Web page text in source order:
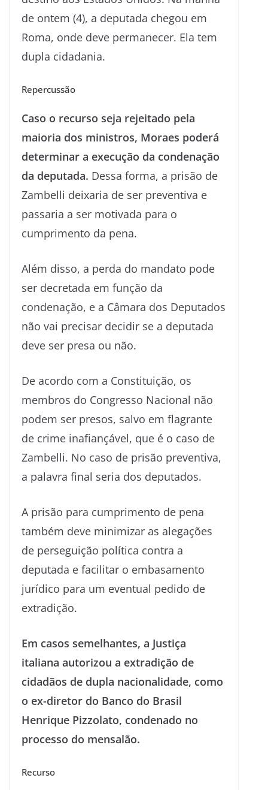
de ontem (4), a deputada chegou em
Roma, onde deve permanecer. Ela tem
dupla cidadania.
Repercussão
Caso o recurso seja rejeitado pela
maioria dos ministros, Moraes poderá
determinar a execução da condenação
da deputada. Dessa forma, a prisão de
Zambelli deixaria de ser preventiva e
passaria a ser motivada para o
cumprimento da pena.
Além disso, a perda do mandato pode
ser decretada em função da
condenação, e a Câmara dos Deputados
não vai precisar decidir se a deputada
deve ser presa ou não.
De acordo com a Constituição, os
membros do Congresso Nacional não
podem ser presos, salvo em flagrante
de crime inafiançável, que é o caso de
Zambelli. No caso de prisão preventiva,
a palavra final seria dos deputados.
A prisão para cumprimento de pena
também deve minimizar as alegações
de perseguição política contra a
deputada e facilitar o embasamento
jurídico para um eventual pedido de
extradição.
Em casos semelhantes, a Justiça
italiana autorizou a extradição de
cidadãos de dupla nacionalidade, como
o ex-diretor do Banco do Brasil
Henrique Pizzolato, condenado no
processo do mensalão.
Recurso